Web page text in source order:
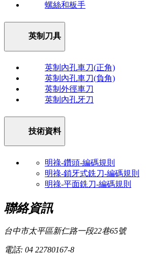
螺絲和板手
英制刀具
英制內孔車刀(正角)
英制內孔車刀(負角)
英制外徑車刀
英制內孔牙刀
技術資料
明祿-鑽頭-編碼規則
明祿-鎖牙式銑刀-編碼規則
明祿-平面銑刀-編碼規則
聯絡資訊
台中市太平區新仁路一段22巷65號
電話: 04 22780167-8